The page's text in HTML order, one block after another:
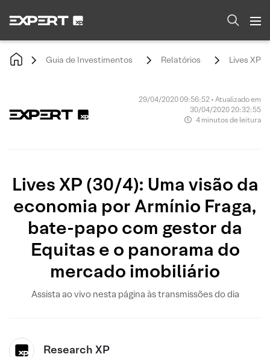
Guia de Investimentos Relatórios Lives XP
29/04/2020 09:56:52 • Atualizado em
30/04/2020 20:32:55
4 minutos de leitura
Lives XP (30/4): Uma visão da
economia por Armínio Fraga,
bate-papo com gestor da
Equitas e o panorama do
mercado imobiliário
Assista ao vivo nesta página às transmissões do dia
Research XP